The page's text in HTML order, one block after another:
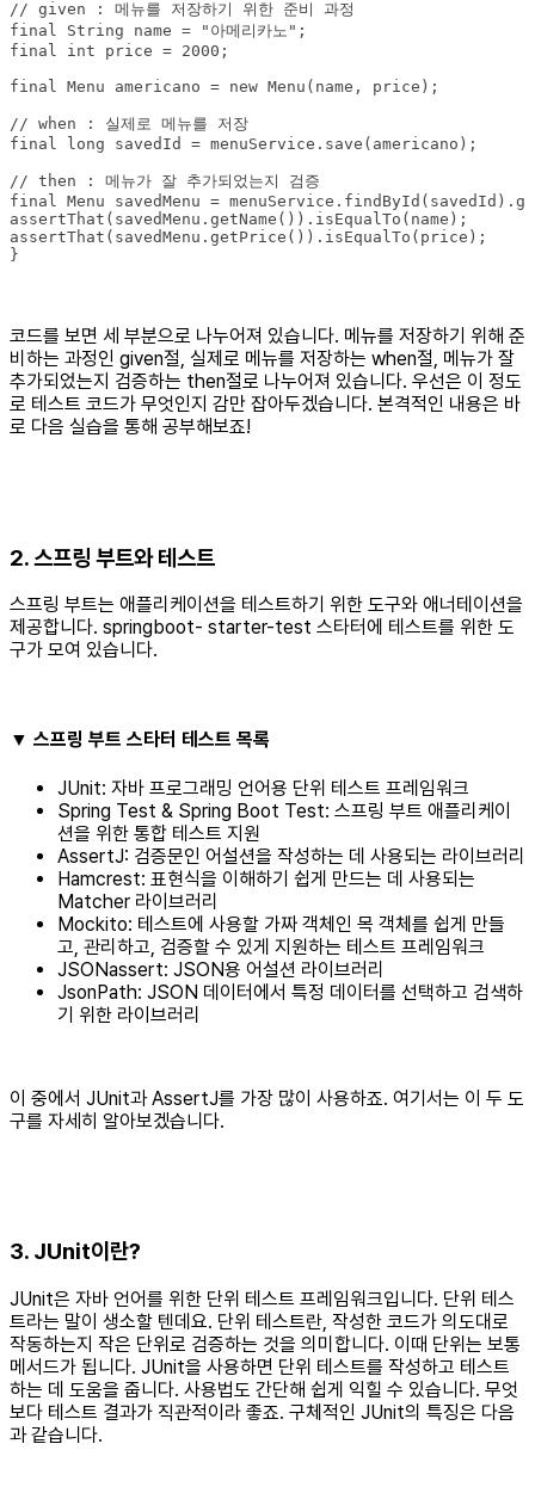
}
코드를 보면 세 부분으로 나누어져 있습니다. 메뉴를 저장하기 위해 준
비하는 과정인 given절, 실제로 메뉴를 저장하는 when절, 메뉴가 잘
추가되었는지 검증하는 then절로 나누어져 있습니다. 우선은 이 정도
로 테스트 코드가 무엇인지 감만 잡아두겠습니다. 본격적인 내용은 바
로 다음 실습을 통해 공부해보죠!
2. 스프링 부트와 테스트
스프링 부트는 애플리케이션을 테스트하기 위한 도구와 애너테이션을
제공합니다. springboot- starter-test 스타터에 테스트를 위한 도
구가 모여 있습니다.
▼ 스프링 부트 스타터 테스트 목록
JUnit: 자바 프로그래밍 언어용 단위 테스트 프레임워크
Spring Test & Spring Boot Test: 스프링 부트 애플리케이
션을 위한 통합 테스트 지원
AssertJ: 검증문인 어설션을 작성하는 데 사용되는 라이브러리
Hamcrest: 표현식을 이해하기 쉽게 만드는 데 사용되는
Matcher 라이브러리
Mockito: 테스트에 사용할 가짜 객체인 목 객체를 쉽게 만들
고, 관리하고, 검증할 수 있게 지원하는 테스트 프레임워크
JSONassert: JSON용 어설션 라이브러리
JsonPath: JSON 데이터에서 특정 데이터를 선택하고 검색하
기 위한 라이브러리
이 중에서 JUnit과 AssertJ를 가장 많이 사용하죠. 여기서는 이 두 도
구를 자세히 알아보겠습니다.
3. JUnit이란?
JUnit은 자바 언어를 위한 단위 테스트 프레임워크입니다. 단위 테스
트라는 말이 생소할 텐데요. 단위 테스트란, 작성한 코드가 의도대로
작동하는지 작은 단위로 검증하는 것을 의미합니다. 이때 단위는 보통
메서드가 됩니다. JUnit을 사용하면 단위 테스트를 작성하고 테스트
하는 데 도움을 줍니다. 사용법도 간단해 쉽게 익힐 수 있습니다. 무엇
보다 테스트 결과가 직관적이라 좋죠. 구체적인 JUnit의 특징은 다음
과 같습니다.